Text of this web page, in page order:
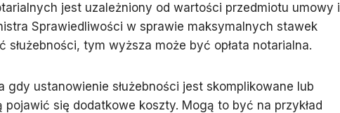
jest uzależniony od wartości przedmiotu umowy i
Sprawiedliwości w sprawie maksymalnych stawek
tym wyższa może być opłata notarialna.
ustanowienie służebności jest skomplikowane lub
się dodatkowe koszty. Mogą to być na przykład